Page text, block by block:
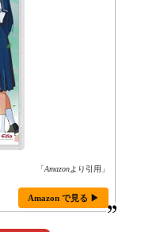
「Amazonより引用」
Amazon で見る ▶